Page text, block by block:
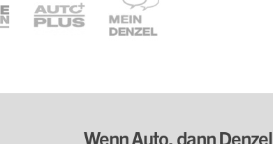
Wenn Auto, dann Denzel